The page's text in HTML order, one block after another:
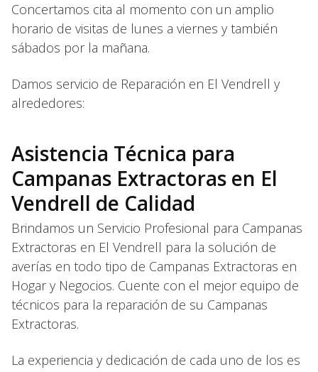
Concertamos cita al momento con un amplio
horario de visitas de lunes a viernes y también
sábados por la mañana.
Damos servicio de Reparación en El Vendrell y
alrededores:
Asistencia Técnica para
Campanas Extractoras en El
Vendrell de Calidad
Brindamos un Servicio Profesional para Campanas
Extractoras en El Vendrell para la solución de
averías en todo tipo de Campanas Extractoras en
Hogar y Negocios. Cuente con el mejor equipo de
técnicos para la reparación de su Campanas
Extractoras.
La experiencia y dedicación de cada uno de los es